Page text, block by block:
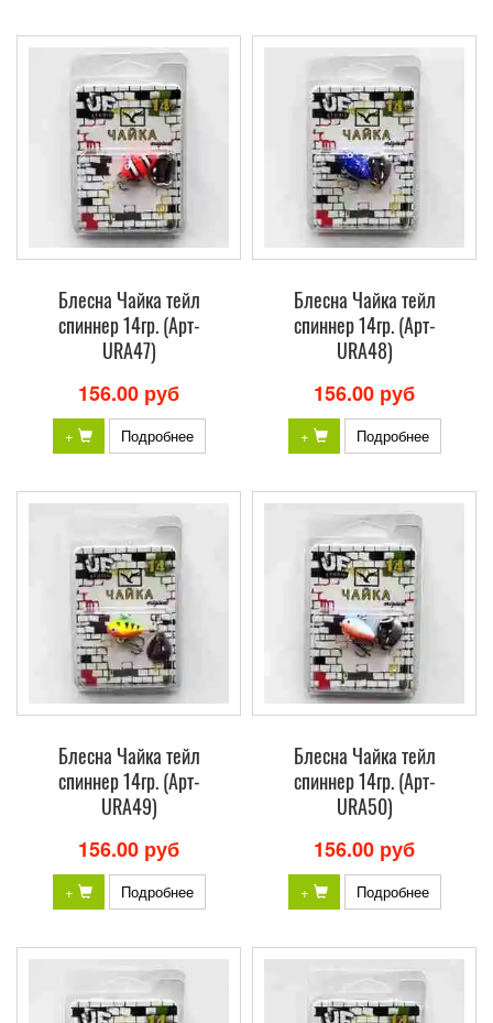
Блесна Чайка тейл
спиннер 14гр. (Арт-
URA47)
156.00 руб
+ Подробнее
Блесна Чайка тейл
спиннер 14гр. (Арт-
URA48)
156.00 руб
+ Подробнее
Блесна Чайка тейл
спиннер 14гр. (Арт-
URA49)
156.00 руб
+ Подробнее
Блесна Чайка тейл
спиннер 14гр. (Арт-
URA50)
156.00 руб
+ Подробнее